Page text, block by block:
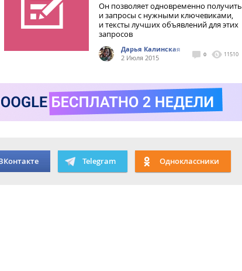
Он позволяет одновременно получить
и запросы с нужными ключевиками,
и тексты лучших объявлений для этих
запросов
Дарья Калинская
2 Июля 2015
0 11510
Telegram Одноклассники